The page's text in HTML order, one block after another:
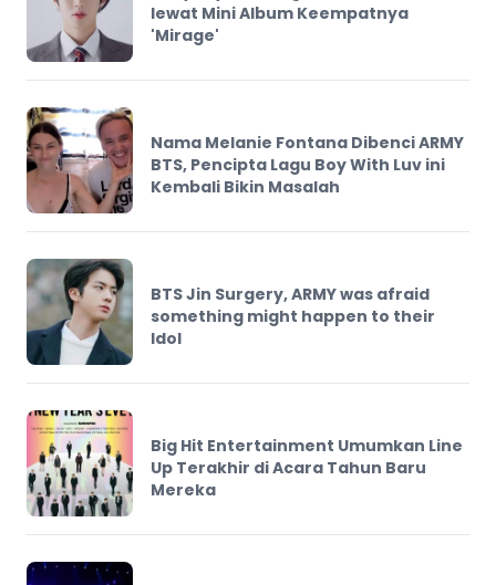
lewat Mini Album Keempatnya
'Mirage'
Nama Melanie Fontana Dibenci ARMY
BTS, Pencipta Lagu Boy With Luv ini
Kembali Bikin Masalah
BTS Jin Surgery, ARMY was afraid
something might happen to their
Idol
Big Hit Entertainment Umumkan Line
Up Terakhir di Acara Tahun Baru
Mereka